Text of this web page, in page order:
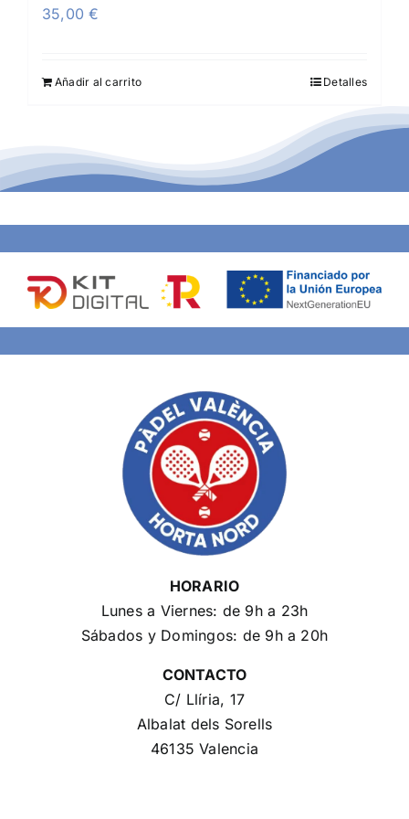
35,00€
Añadir al carrito Detalles
HORARIO
Lunes a Viernes: de 9h a 23h
Sábados y Domingos: de 9h a 20h
CONTACTO
C/ Llíria, 17
Albalat dels Sorells
46135 Valencia